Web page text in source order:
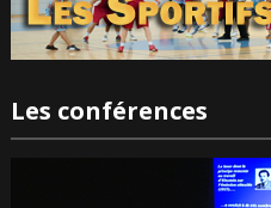
Les conférences